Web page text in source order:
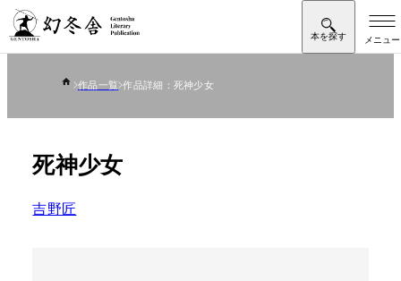
作品一覧 作品詳細：死神少女
死神少女
吉野匠